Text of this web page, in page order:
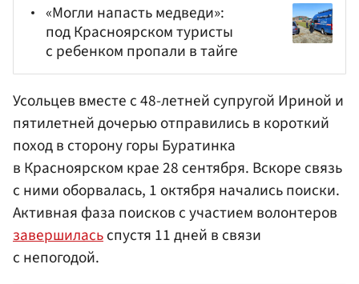
«Могли напасть медведи»:
под Красноярском туристы
с ребенком пропали в тайге
Усольцев вместе с 48-летней супругой Ириной и
пятилетней дочерью отправились в короткий
поход в сторону горы Буратинка
в Красноярском крае 28 сентября. Вскоре связь
с ними оборвалась, 1 октября начались поиски.
Активная фаза поисков с участием волонтеров
завершиласьспустя 11 дней в связи
с непогодой.